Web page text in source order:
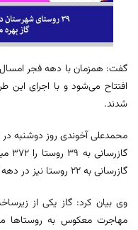
شدند.
محمدعلی آخوندی روز دوشنبه در
گازرسانی به ۲۲ روستا نیز در دهه فجر آغاز می‌شود.
وی بیان کرد: گاز یکی از
مهاجرت معکوس به روستاها